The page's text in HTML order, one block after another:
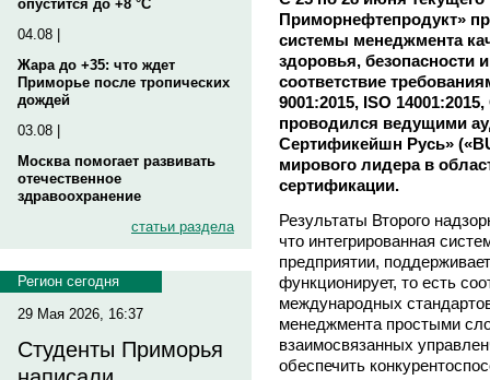
опустится до +8 °C
04.08 |
Жара до +35: что ждет
Приморье после тропических
дождей
03.08 |
Москва помогает развивать
отечественное
здравоохранение
статьи раздела
Регион сегодня
29 Мая 2026, 16:37
Студенты Приморья
Приморнефтепродукт»
системы менеджмента
здоровья,
соответствие
9001:2015, ISO
проводился ведущими
Сертификейшн Русь»
мирового лидера в
сертификации.
Результаты Второго
что интегрированная
предприятии,
функционирует, то есть
международных
менеджмента простыми
взаимосвязанных
обеспечить